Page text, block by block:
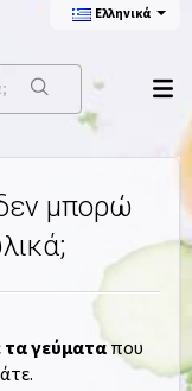
Ελληνικά
μπορώ
τα γεύματαπου